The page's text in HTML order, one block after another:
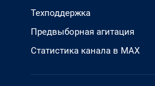
Техподдержка
Предвыборная агитация
Статистика канала в MAX